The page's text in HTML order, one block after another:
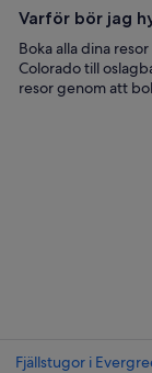
Varför bör jag
Boka alla dina
Colorado till
resor genom att
Fjällstugor i